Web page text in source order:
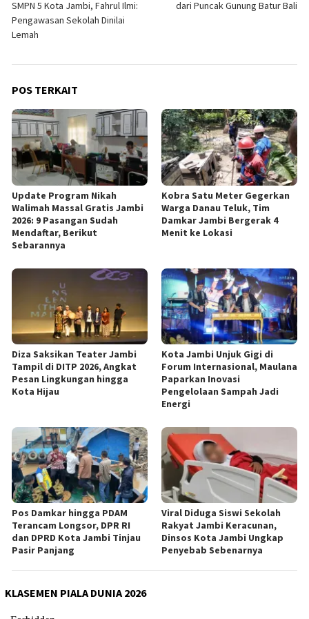
SMPN 5 Kota Jambi, Fahrul Ilmi:
Pengawasan Sekolah Dinilai
Lemah
dari Puncak Gunung Batur Bali
POS TERKAIT
Update Program Nikah
Walimah Massal Gratis Jambi
2026: 9 Pasangan Sudah
Mendaftar, Berikut
Sebarannya
Kobra Satu Meter Gegerkan
Warga Danau Teluk, Tim
Damkar Jambi Bergerak 4
Menit ke Lokasi
Diza Saksikan Teater Jambi
Tampil di DITP 2026, Angkat
Pesan Lingkungan hingga
Kota Hijau
Kota Jambi Unjuk Gigi di
Forum Internasional, Maulana
Paparkan Inovasi
Pengelolaan Sampah Jadi
Energi
Pos Damkar hingga PDAM
Terancam Longsor, DPR RI
dan DPRD Kota Jambi Tinjau
Pasir Panjang
Viral Diduga Siswi Sekolah
Rakyat Jambi Keracunan,
Dinsos Kota Jambi Ungkap
Penyebab Sebenarnya
KLASEMEN PIALA DUNIA 2026